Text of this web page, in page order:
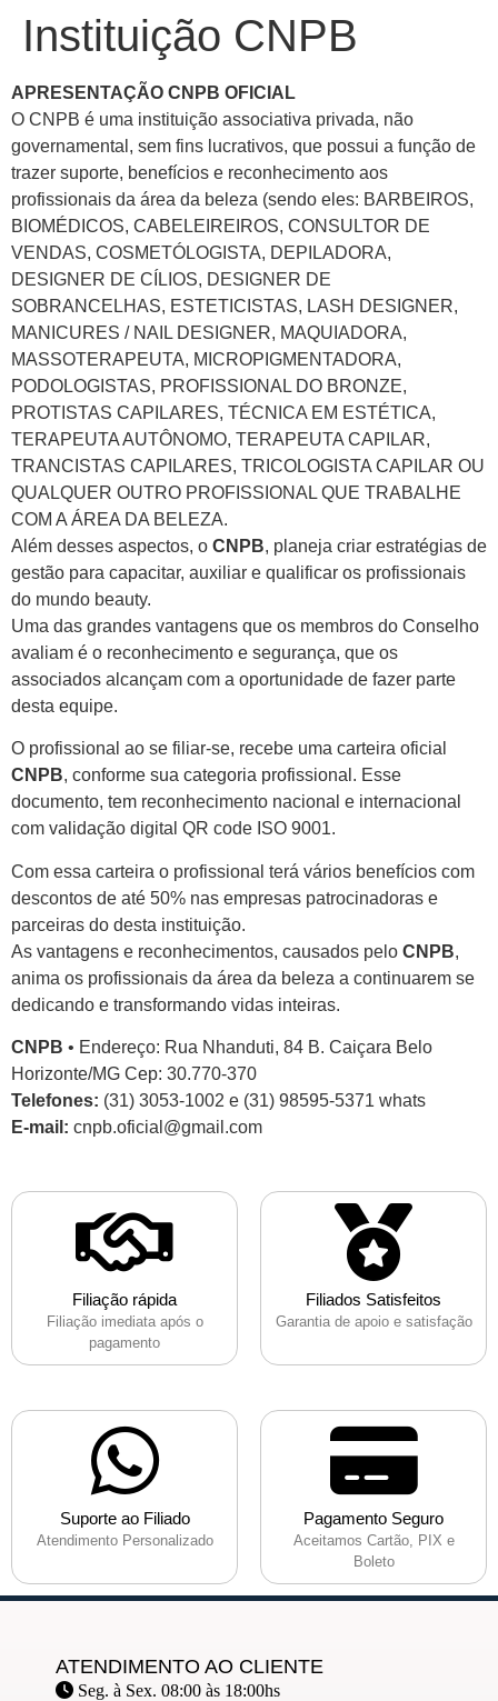
Instituição CNPB
APRESENTAÇÃO CNPB OFICIAL
O CNPB é uma instituição associativa privada, não
governamental, sem fins lucrativos, que possui a função de
trazer suporte, benefícios e reconhecimento aos
profissionais da área da beleza (sendo eles: BARBEIROS,
BIOMÉDICOS, CABELEIREIROS, CONSULTOR DE
VENDAS, COSMETÓLOGISTA, DEPILADORA,
DESIGNER DE CÍLIOS, DESIGNER DE
SOBRANCELHAS, ESTETICISTAS, LASH DESIGNER,
MANICURES / NAIL DESIGNER, MAQUIADORA,
MASSOTERAPEUTA, MICROPIGMENTADORA,
PODOLOGISTAS, PROFISSIONAL DO BRONZE,
PROTISTAS CAPILARES, TÉCNICA EM ESTÉTICA,
TERAPEUTA AUTÔNOMO, TERAPEUTA CAPILAR,
TRANCISTAS CAPILARES, TRICOLOGISTA CAPILAR OU
QUALQUER OUTRO PROFISSIONAL QUE TRABALHE
COM A ÁREA DA BELEZA.
Além desses aspectos, o CNPB, planeja criar estratégias de
gestão para capacitar, auxiliar e qualificar os profissionais
do mundo beauty.
Uma das grandes vantagens que os membros do Conselho
avaliam é o reconhecimento e segurança, que os
associados alcançam com a oportunidade de fazer parte
desta equipe.
O profissional ao se filiar-se, recebe uma carteira oficial
CNPB, conforme sua categoria profissional. Esse
documento, tem reconhecimento nacional e internacional
com validação digital QR code ISO 9001.
Com essa carteira o profissional terá vários benefícios com
descontos de até 50% nas empresas patrocinadoras e
parceiras do desta instituição.
As vantagens e reconhecimentos, causados pelo CNPB,
anima os profissionais da área da beleza a continuarem se
dedicando e transformando vidas inteiras.
CNPB • Endereço: Rua Nhanduti, 84 B. Caiçara Belo
Horizonte/MG Cep: 30.770-370
Telefones: (31) 3053-1002 e (31) 98595-5371 whats
E-mail: cnpb.oficial@gmail.com
Filiação rápida
Filiação imediata após o
pagamento
Filiados Satisfeitos
Garantia de apoio e satisfação
Suporte ao Filiado
Atendimento Personalizado
Pagamento Seguro
Aceitamos Cartão, PIX e
Boleto
ATENDIMENTO AO CLIENTE
Seg. à Sex. 08:00 às 18:00hs